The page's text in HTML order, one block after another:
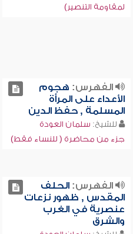
لمقاومة التنصير)
الفهرس: هجوم
الأعداء على المرأة
المسلمة , حفظ الدين
للشيخ: سلمان العودة
جزء من محاضرة ( للنساء فقط)
الفهرس:الحلف
المقدس , ظهور نزعات
عنصرية في الغرب
والشرق